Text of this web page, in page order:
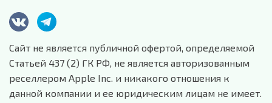
Сайт не является публичной офертой, определяемой
Статьей 437 (2) ГК РФ, не является авторизованным
реселлером Apple Inc. и никакого отношения к
данной компании и ее юридическим лицам не имеет.